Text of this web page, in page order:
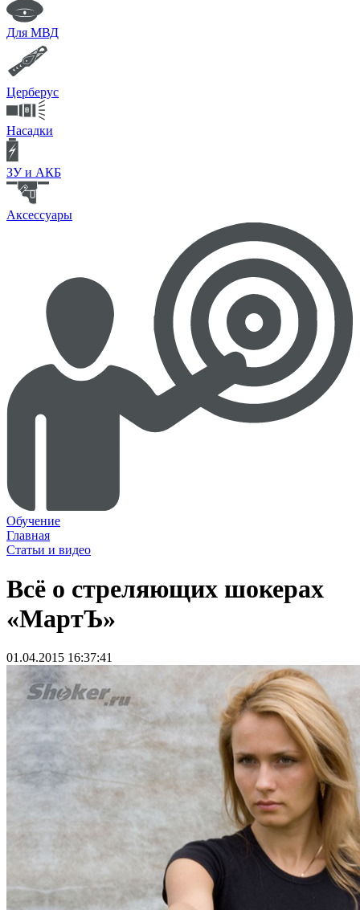
Для МВД
Церберус
Насадки
ЗУ и АКБ
Аксессуары
Обучение
Главная
Статьи и видео
Всё о стреляющих шокерах
«МартЪ»
01.04.2015 16:37:41